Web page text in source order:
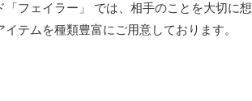
「フェイラー」 では、相手のことを大切に
テムを種類豊富にご用意しております。